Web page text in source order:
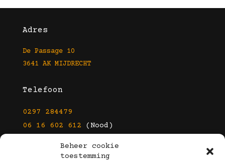
Beheer cookie
toestemming
Adres
De Passage 10
3641 AK MIJDRECHT
Telefoon
0297 284479
06 16 602 612 (Nood)